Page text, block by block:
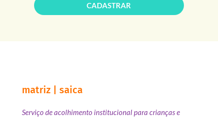
CADASTRAR
matriz | saica
Serviço de acolhimento institucional para crianças e